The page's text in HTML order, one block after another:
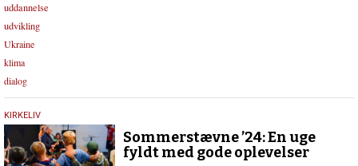
uddannelse
udvikling
Ukraine
klima
dialog
26.
juli
2024
KIRKELIV
Sommerstævne ’24: En uge
fyldt med gode oplevelser